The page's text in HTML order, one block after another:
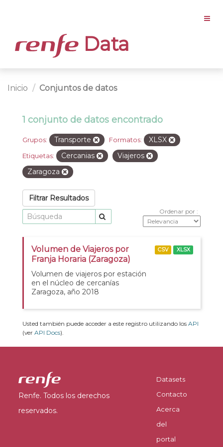
Data
Inicio Conjuntos de datos
1 conjunto de datos encontrado
Grupos: Transporte Formatos: XLSX
Etiquetas: Cercanias
Viajeros
Zaragoza
Filtrar Resultados
Ordenar por
Volumen de Viajeros por
Franja Horaria (Zaragoza)
Volumen de viajeros por estación
en el núcleo de cercanías
Zaragoza, año 2018
CSV XLSX
Usted también puede acceder a este registro utilizando los API
(ver API Docs).
Renfe. Todos los derechos
reservados.
Datasets
Contacto
Acerca
del
portal